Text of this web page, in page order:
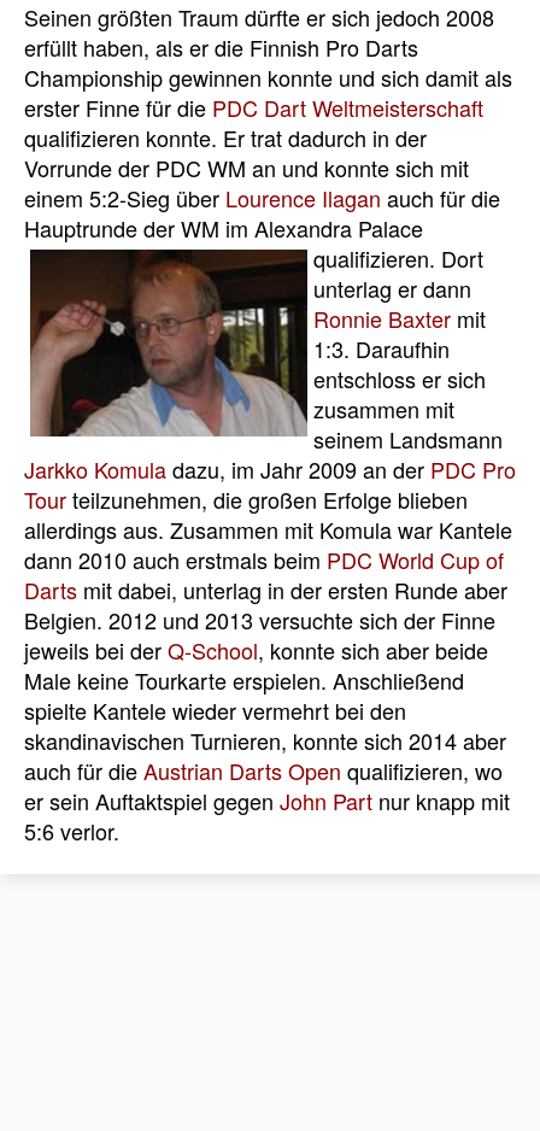
Seinen größten Traum dürfte er sich jedoch 2008
erfüllt haben, als er die Finnish Pro Darts
Championship gewinnen konnte und sich damit als
erster Finne für die PDC Dart Weltmeisterschaft
qualifizieren konnte. Er trat dadurch in der
Vorrunde der PDC WM an und konnte sich mit
einem 5:2-Sieg über Lourence Ilagan auch für die
Hauptrunde der WM im Alexandra Palace
qualifizieren. Dort
unterlag er dann
Ronnie Baxter mit
1:3. Daraufhin
entschloss er sich
zusammen mit
seinem Landsmann
Jarkko Komuladazu, im Jahr 2009 an der PDC Pro
Tourteilzunehmen, die großen Erfolge blieben
allerdings aus. Zusammen mit Komula war Kantele
dann 2010 auch erstmals beim PDC World Cup of
Darts mit dabei, unterlag in der ersten Runde aber
Belgien. 2012 und 2013 versuchte sich der Finne
jeweils bei derQ-School, konnte sich aber beide
Male keine Tourkarte erspielen. Anschließend
spielte Kantele wieder vermehrt bei den
skandinavischen Turnieren, konnte sich 2014 aber
auch für dieAustrian Darts Open qualifizieren, wo
er sein Auftaktspiel gegen John Part nur knapp mit
5:6 verlor.